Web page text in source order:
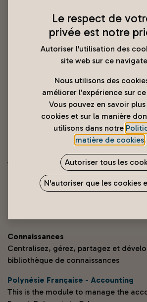
Constructeur de sites web d'entreprise
Comptabilité
Comptabilité, Taxes, Budgets,
Bons de commande, conventions et
Vendez vos produits en ligne
Documents
Connaissances
Centralisez, gérez, partagez et
bibliothèque de connaissances
Polynésie Française - Accounting
This is the module to manage the
Le respect de
privée est notre
Autoriser l'utilisation des
site web sur ce
Nous utilisons des
améliorer l'expérience sur
Vous pouvez en savoir
cookies et sur la manière
utilisons dans notre
matière de cookies.
Autoriser tous les
N'autoriser que les cookies